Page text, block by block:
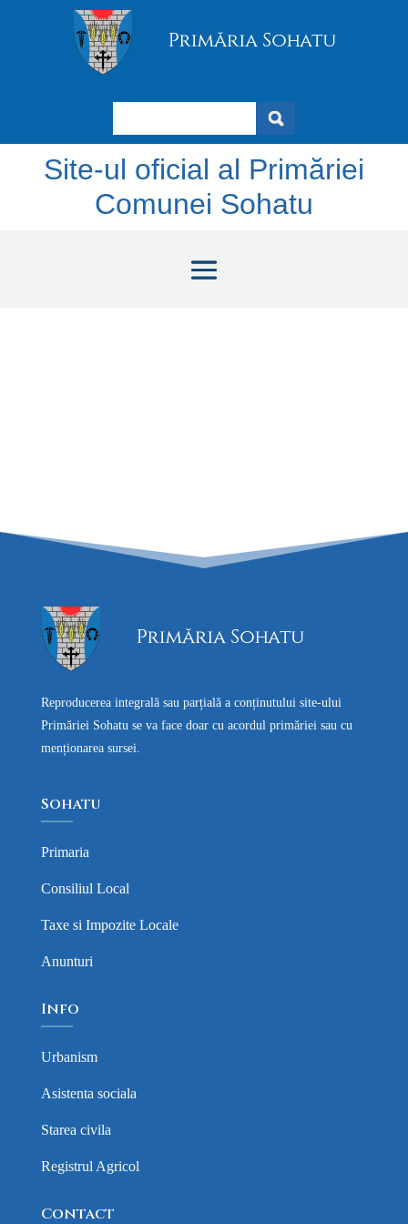
Site-ul oficial al Primăriei
Comunei Sohatu
Reproducerea integrală sau parțială a conținutului site-ului
Primăriei Sohatu se va face doar cu acordul primăriei sau cu
menționarea sursei.
Sohatu
Primaria
Consiliul Local
Taxe si Impozite Locale
Anunturi
Info
Urbanism
Asistenta sociala
Starea civila
Registrul Agricol
Contact